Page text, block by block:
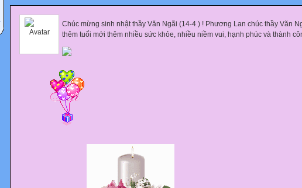
Chúc mừng sinh nhật thầy Văn Ngãi (14-4 ) ! Phương Lan chúc thầy Văn
thêm tuổi mới thêm nhiều sức khỏe, nhiều niềm vui, hạnh phúc và thành